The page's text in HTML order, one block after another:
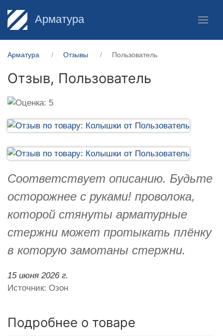
Арматура
Арматура Отзывы Пользователь
Отзыв, Пользователь
Соответствует описанию. Будьте
осторожнее с руками! проволока,
которой стянуты арматурные
стержни может протыкать плёнку
в которую замотаны стержни.
15 июня 2026 г.
Источник: Озон
Подробнее о товаре